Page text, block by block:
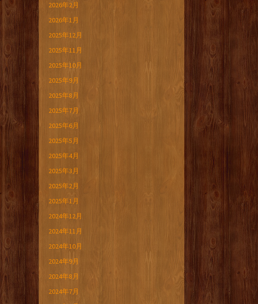
2026年2月
2026年1月
2025年12月
2025年11月
2025年10月
2025年9月
2025年8月
2025年7月
2025年6月
2025年5月
2025年4月
2025年3月
2025年2月
2025年1月
2024年12月
2024年11月
2024年10月
2024年9月
2024年8月
2024年7月